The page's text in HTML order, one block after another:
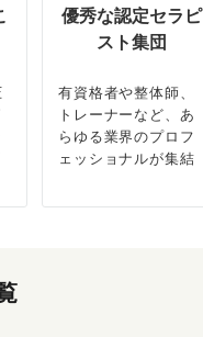
優秀な認定セラピ
スト集団
有資格者や整体師、
トレーナーなど、あ
らゆる業界のプロフ
ェッショナルが集結